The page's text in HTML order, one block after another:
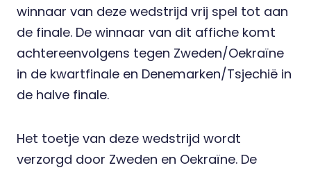
winnaar van deze wedstrijd vrij spel tot aan
de finale. De winnaar van dit affiche komt
achtereenvolgens tegen Zweden/Oekraïne
in de kwartfinale en Denemarken/Tsjechië in
de halve finale.
Het toetje van deze wedstrijd wordt
verzorgd door Zweden en Oekraïne. De